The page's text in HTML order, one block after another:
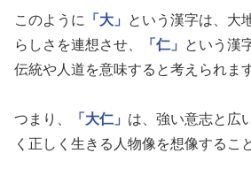
このように 「大」
という漢字は、大
らしさを連想させ、
「仁」
という漢
伝統や人道を意味すると考えられます
つまり、 「大仁」 は、強い意志と広
く正しく生きる人物像を想像するこ